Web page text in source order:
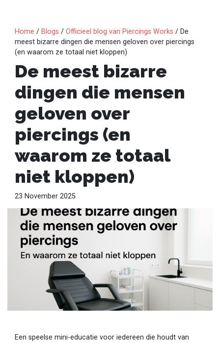
Home / Blogs / Officieel blog van Piercings Works / De
meest bizarre dingen die mensen geloven over piercings
(en waarom ze totaal niet kloppen)
De meest bizarre
dingen die mensen
geloven over
piercings (en
waarom ze totaal
niet kloppen)
23 November 2025
Een speelse mini-educatie voor iedereen die houdt van